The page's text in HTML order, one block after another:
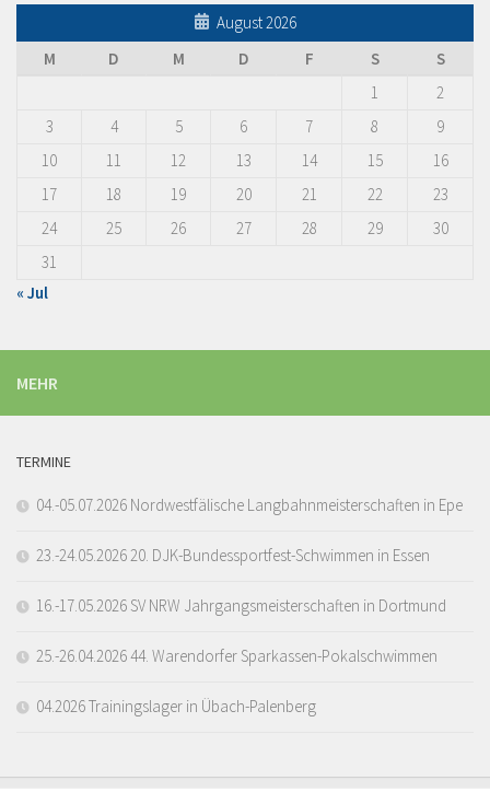
August 2026
M
D M D F S
S
1
2
3
4 5 6 7 8
9
10
11 12 13 14 15
16
17
18 19 20 21 22
23
24
25 26 27 28 29
30
31
« Jul
MEHR
TERMINE
04.-05.07.2026 Nordwestfälische Langbahnmeisterschaften in Epe
23.-24.05.2026 20. DJK-Bundessportfest-Schwimmen in Essen
16.-17.05.2026 SV NRW Jahrgangsmeisterschaften in Dortmund
25.-26.04.2026 44. Warendorfer Sparkassen-Pokalschwimmen
04.2026 Trainingslager in Übach-Palenberg